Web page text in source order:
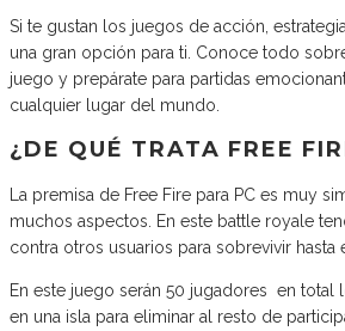
Si te gustan los juegos de acción,
una gran opción para ti. Conoce todo
juego y prepárate para partidas
cualquier lugar del mundo.
¿DE QUÉ TRATA FREE
La premisa de Free Fire para PC es muy
muchos aspectos. En este battle royale
contra otros usuarios para sobrevivir hasta
En este juego serán 50 jugadores en total
en una isla para eliminar al resto de